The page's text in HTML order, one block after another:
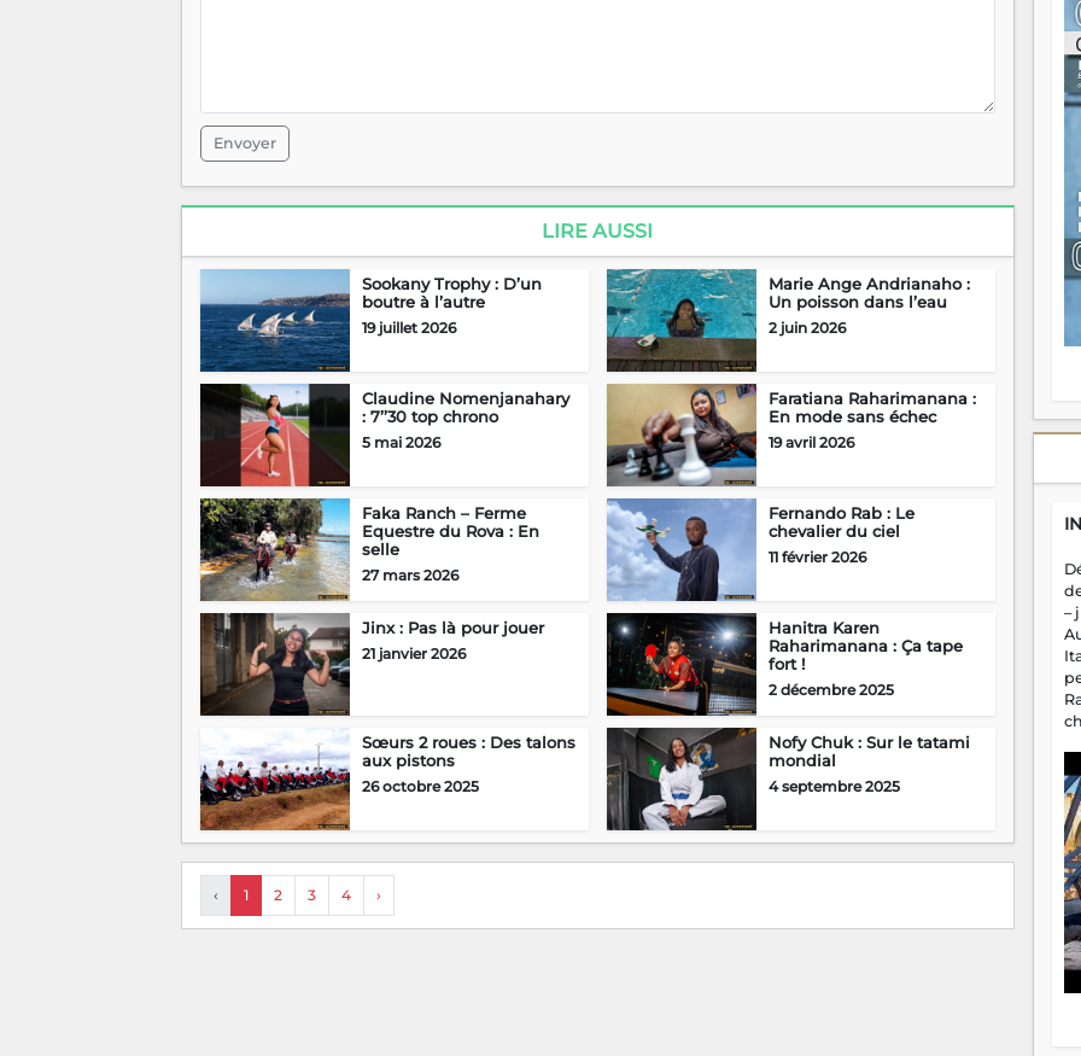
Envoyer
LIRE AUSSI
Sookany Trophy : D’un
boutre à l’autre
19 juillet 2026
Marie Ange Andrianaho :
Un poisson dans l’eau
2 juin 2026
Claudine Nomenjanahary
: 7’’30 top chrono
5 mai 2026
Faratiana Raharimanana :
En mode sans échec
19 avril 2026
Faka Ranch – Ferme
Equestre du Rova : En
selle
27 mars 2026
Fernando Rab : Le
chevalier du ciel
11 février 2026
Jinx : Pas là pour jouer
21 janvier 2026
Hanitra Karen
Raharimanana : Ça tape
fort !
2 décembre 2025
Sœurs 2 roues : Des talons
aux pistons
26 octobre 2025
Nofy Chuk : Sur le tatami
mondial
4 septembre 2025
‹ 1 2 3 4 ›
–